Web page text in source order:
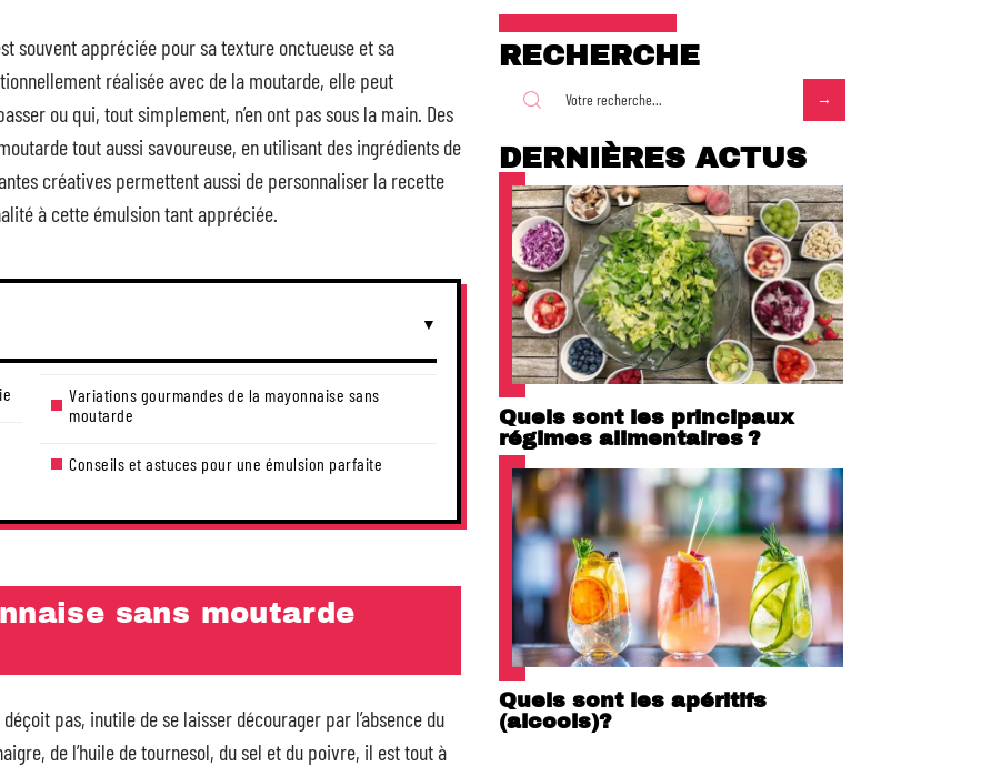
souvent appréciée pour sa texture onctueuse et sa
réalisée avec de la moutarde, elle peut
ou qui, tout simplement, n’en ont pas sous la main. Des
tout aussi savoureuse, en utilisant des ingrédients de
créatives permettent aussi de personnaliser la recette
à cette émulsion tant appréciée.
Variations gourmandes de la mayonnaise sans
moutarde
Conseils et astuces pour une émulsion parfaite
sans moutarde
pas, inutile de se laisser décourager par l’absence du
de l’huile de tournesol, du sel et du poivre, il est tout à
RECHERCHE
DERNIÈRES ACTUS
Quels sont les principaux
régimes alimentaires ?
Quels sont les apéritifs
(alcools)?